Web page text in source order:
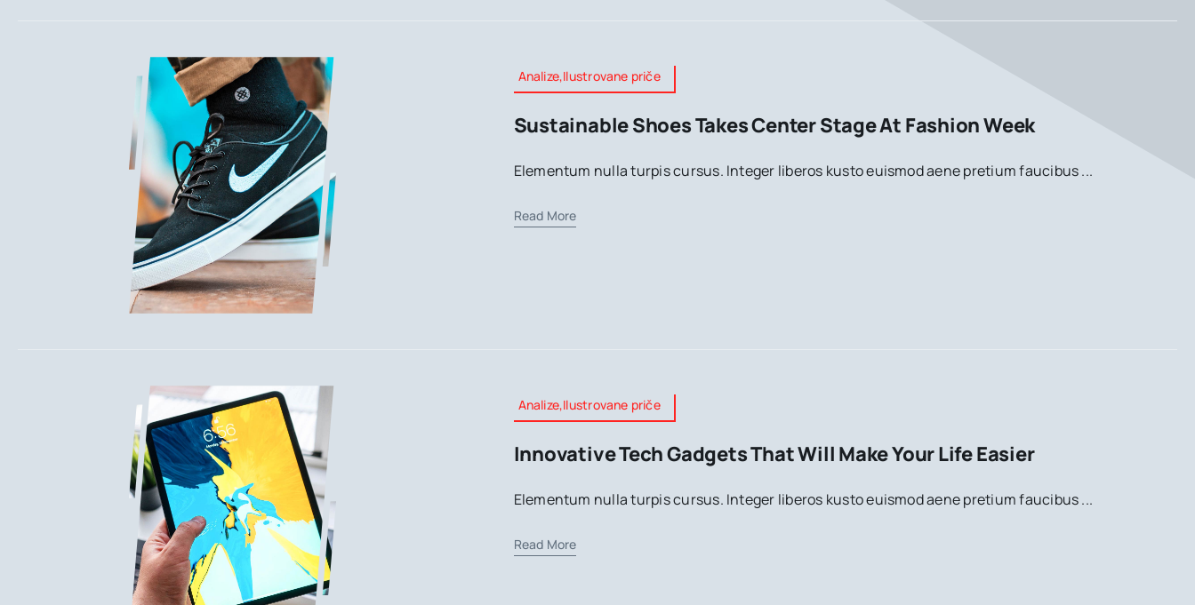
Analize,Ilustrovane priče
Sustainable Shoes Takes Center Stage At Fashion Week
Elementum nulla turpis cursus. Integer liberos kusto euismod aene pretium faucibus ...
Read More
Analize,Ilustrovane priče
Innovative Tech Gadgets That Will Make Your Life Easier
Elementum nulla turpis cursus. Integer liberos kusto euismod aene pretium faucibus ...
Read More